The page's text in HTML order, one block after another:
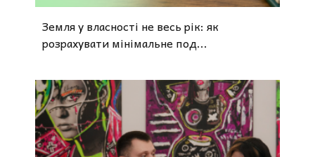
Земля у власності не весь рік: як
розрахувати мінімальне под...